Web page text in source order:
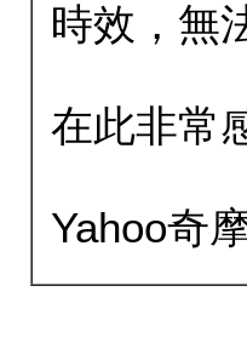
時效，無
在此非常
Yahoo奇